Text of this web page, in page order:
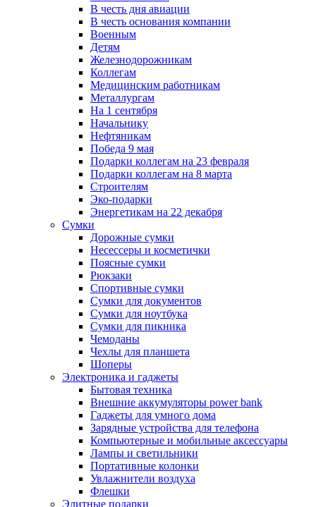
В честь дня авиации
В честь основания компании
Военным
Детям
Железнодорожникам
Коллегам
Медицинским работникам
Металлургам
На 1 сентября
Начальнику
Нефтяникам
Победа 9 мая
Подарки коллегам на 23 февраля
Подарки коллегам на 8 марта
Строителям
Эко-подарки
Энергетикам на 22 декабря
Сумки
Дорожные сумки
Несессеры и косметички
Поясные сумки
Рюкзаки
Спортивные сумки
Сумки для документов
Сумки для ноутбука
Сумки для пикника
Чемоданы
Чехлы для планшета
Шоперы
Электроника и гаджеты
Бытовая техника
Внешние аккумуляторы power bank
Гаджеты для умного дома
Зарядные устройства для телефона
Компьютерные и мобильные аксессуары
Лампы и светильники
Портативные колонки
Увлажнители воздуха
Флешки
Элитные подарки